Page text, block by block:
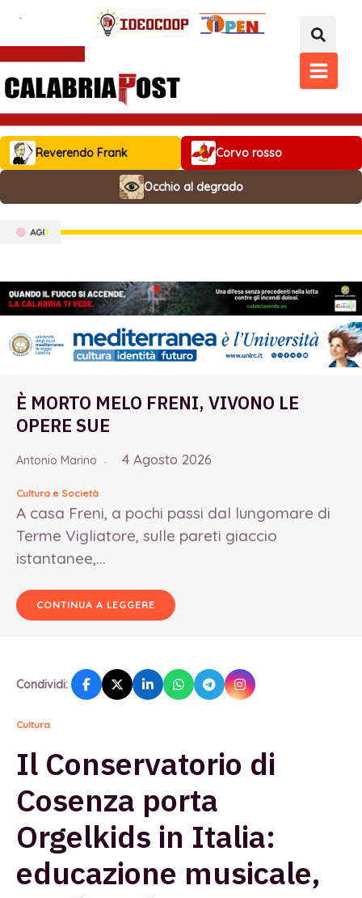
contenuto
MAIN
MENU
Reverendo Frank Corvo rosso
Occhio al degrado
È MORTO MELO FRENI, VIVONO LE
OPERE SUE
Antonio Marino 4 Agosto 2026
Cultura e Società
A casa Freni, a pochi passi dal lungomare di
Terme Vigliatore, sulle pareti giaccio
istantanee,...
CONTINUA A LEGGERE
Condividi:
Cultura
Il Conservatorio di
Cosenza porta
Orgelkids in Italia:
educazione musicale,